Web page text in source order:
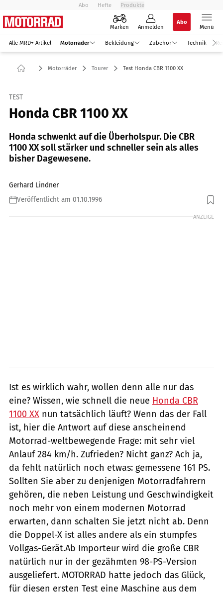
Abo Hefte Produkte
Marken Anmelden
Abo
Menü
Alle MRD+ Artikel Motorräder Bekleidung Zubehör Technik
Motorräder Tourer Test Honda CBR 1100 XX
TEST
Honda CBR 1100 XX
Honda schwenkt auf die Überholspur. Die CBR
1100 XX soll stärker und schneller sein als alles
bisher Dagewesene.
Gerhard Lindner
Veröffentlicht am 01.10.1996
ANZEIGE
Ist es wirklich wahr, wollen denn alle nur das
eine? Wissen, wie schnell die neue Honda CBR
1100 XX nun tatsächlich läuft? Wenn das der Fall
ist, hier die Antwort auf diese anscheinend
Motorrad-weltbewegende Frage: mit sehr viel
Anlauf 284 km/h. Zufrieden? Nicht ganz? Ach ja,
da fehlt natürlich noch etwas: gemessene 161 PS.
Sollten Sie aber zu denjenigen Motorradfahrern
gehören, die neben Leistung und Geschwindigkeit
noch mehr von einem modernen Motorrad
erwarten, dann schalten Sie jetzt nicht ab. Denn
die Doppel-X ist alles andere als ein stumpfes
Vollgas-Gerät.Ab Importeur wird die große CBR
natürlich nur in der gezähmten 98-PS-Version
ausgeliefert. MOTORRAD hatte jedoch das Glück,
für diesen ersten Test eine Maschine aus dem